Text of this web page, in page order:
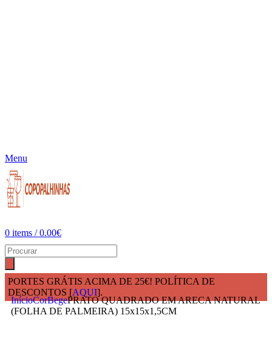
Menu
0 items / 0.00€
PORTES GRÁTIS ACIMA DE 25€! POLÍTICA DE
DESCONTOS [AQUI].
InícioCorBegePRATO QUADRADO EM ARECA NATURAL
(FOLHA DE PALMEIRA) 15x15x1,5CM